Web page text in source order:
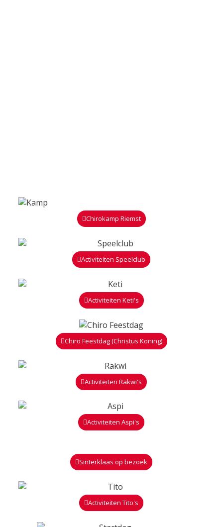
Chirokamp Riemst
Activiteiten Speelclub
Activiteiten Keti's
Chiro Feestdag (Christus Koning)
Activiteiten Rakwi's
Activiteiten Aspi's
Sinterklaas op bezoek
Activiteiten Tito's